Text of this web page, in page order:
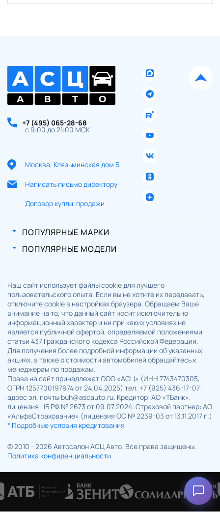
+7 (495) 065-28-68
с 9:00 до 21:00 МСК
Москва, Клязьминская дом 5
Написать письмо директору
Договор купли-продажи
ПОПУЛЯРНЫЕ МАРКИ
ПОПУЛЯРНЫЕ МОДЕЛИ
Наш сайт использует файлы cookie для лучшего
пользовательского опыта. Если вы не хотите их передавать,
отключите cookie в настройках браузера. Обращаем Ваше
внимание на то, что данный сайт носит исключительно
информационный характер и ни при каких условиях не
является публичной офертой, определяемой положениями
статьи 437 Гражданского кодекса Российской Федерации.
Для получения более подробной информации об указанных
акциях, а также о стоимости автомобилей обращайтесь к
менеджерам по продажам.
Права на сайт принадлежат ООО «АСЦ» (ИНН 7743470305,
ОГРН 1257700197974 от 24.04.2025) тел. +7 (925) 436-17-07 ,
адрес эл. почты buh@ascauto.ru. Кредитор: АО «ТБанк»,
лицензия ЦБ РФ № 2673 от 09.07.2024. Страховой партнер: АО
«АльфаСтрахование» (лицензия ОС № 2239-03 от 13.11.2017 г.)
* Подробные условия кредитования
© 2010 - 2026 Автосалон АСЦ Авто. Все права защищены.
Политика конфиденциальности